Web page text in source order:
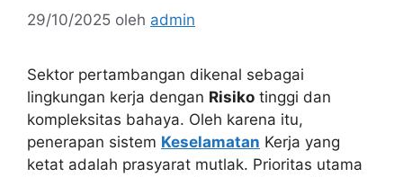
29/10/2025 oleh admin
Sektor pertambangan dikenal sebagai
lingkungan kerja dengan Risiko tinggi dan
kompleksitas bahaya. Oleh karena itu,
penerapan sistem Keselamatan Kerja yang
ketat adalah prasyarat mutlak. Prioritas utama